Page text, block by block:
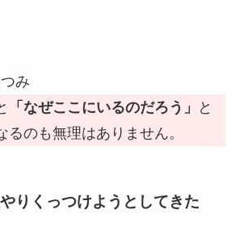
み
「なぜここにいるのだろう」
と
るのも無理はありません。
りくっつけようとしてきた